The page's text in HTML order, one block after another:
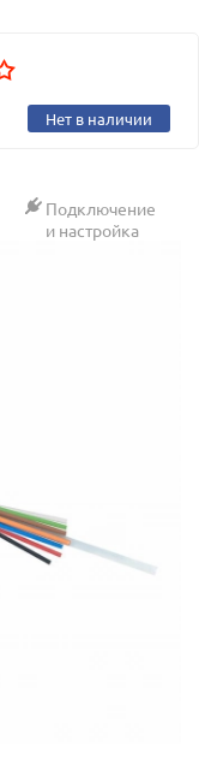
Нет в наличии
Подключение
и настройка